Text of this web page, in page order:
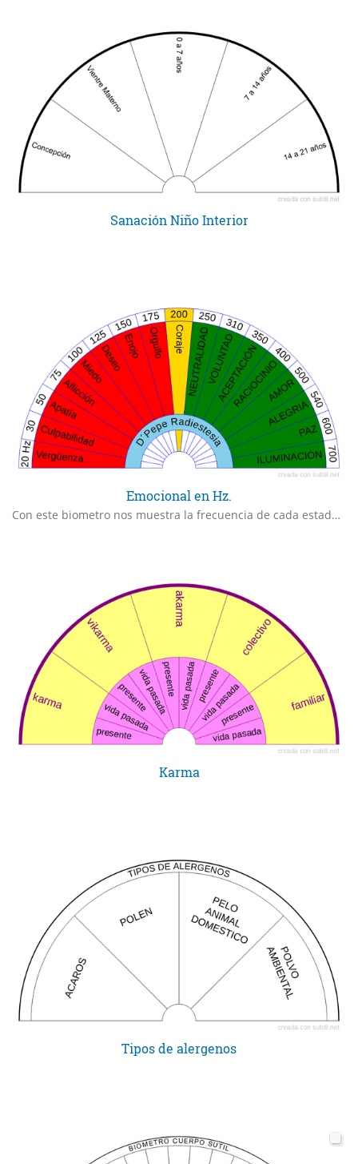
Sanación Niño Interior
Emocional en Hz.
Con este biometro nos muestra la frecuencia de cada estado emocional
Karma
Tipos de alergenos